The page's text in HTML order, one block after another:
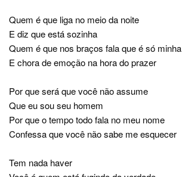
Quem é que liga no meio da noite
E diz que está sozinha
Quem é que nos braços fala que é só minha
E chora de emoção na hora do prazer
Por que será que você não assume
Que eu sou seu homem
Por que o tempo todo fala no meu nome
Confessa que você não sabe me esquecer
Tem nada haver